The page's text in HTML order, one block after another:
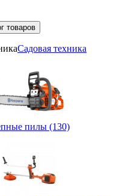
товаров
Садовая техника
пилы (130)